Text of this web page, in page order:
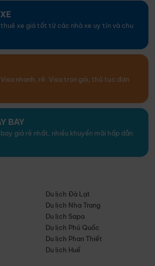
xe giá tốt từ các nhà xe uy tín và chu
nhanh, rẻ. Visa trọn gói, thủ tục đơn
BAY
giá rẻ nhất, nhiều khuyến mãi hấp dẫn
Du lịch Đà Lạt
Du lịch Nha Trang
Du lịch Sapa
Du lịch Phú Quốc
Du lịch Phan Thiết
Du lịch Huế